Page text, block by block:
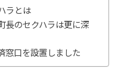
ラとは
長のセクハラは更に深
窓口を設置しました